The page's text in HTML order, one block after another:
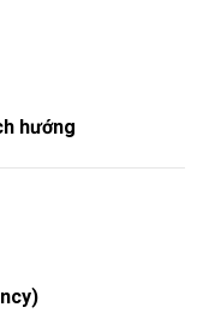
hướng